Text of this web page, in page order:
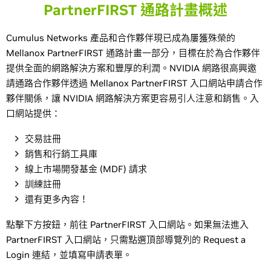
PartnerFIRST 通路計畫概述
Cumulus Networks 產品和合作夥伴現已成為屢獲殊榮的
Mellanox PartnerFIRST 通路計畫一部分，目標在於為合作夥伴
提供全面的網路解決方案和豐厚的利潤。NVIDIA 網路很高興邀
請通路合作夥伴透過 Mellanox PartnerFIRST 入口網站申請合作
夥伴關係，讓 NVIDIA 網路解決方案更容易引人注意和銷售。入
口網站提供：
交易註冊
銷售和行銷工具庫
線上市場開發基金 (MDF) 請求
訓練註冊
還有更多內容！
點擊下方按鈕，前往 PartnerFIRST 入口網站。如果無法進入
PartnerFIRST 入口網站，只需點選頂部導覽列的 Request a
Login 連結，並填寫申請表單。